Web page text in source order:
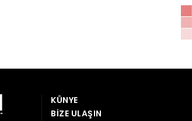
KÜNYE
BIZE ULAŞIN